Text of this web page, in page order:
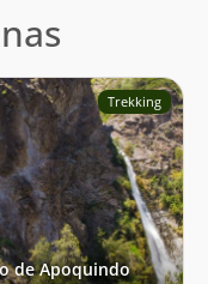
Trekking
de Apoquindo